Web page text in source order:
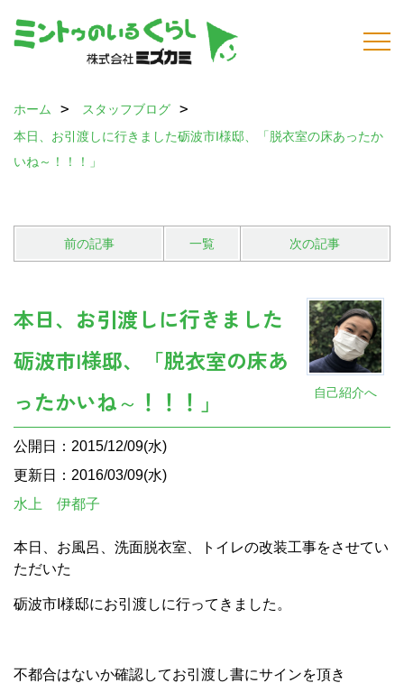
ホーム
スタッフブログ
本日、お引渡しに行きました砺波市I様邸、「脱衣室の床あったか
いね～！！！」
前の記事 一覧 次の記事
自己紹介へ
本日、お引渡しに行きました
砺波市I様邸、「脱衣室の床あ
ったかいね～！！！」
公開日：2015/12/09(水)
更新日：2016/03/09(水)
水上 伊都子
本日、お風呂、洗面脱衣室、トイレの改装工事をさせてい
ただいた
砺波市I様邸にお引渡しに行ってきました。
不都合はないか確認してお引渡し書にサインを頂き